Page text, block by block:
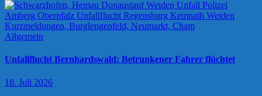
Allgemein
Unfallflucht Bernhardswald: Betrunkener Fahrer flüchtet
18. Juli 2026